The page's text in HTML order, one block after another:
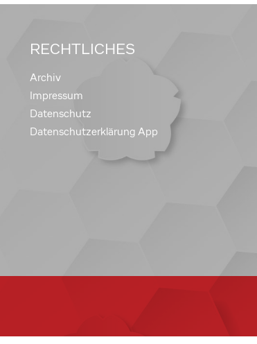
RECHTLICHES
Archiv
Impressum
Datenschutz
Datenschutzerklärung App